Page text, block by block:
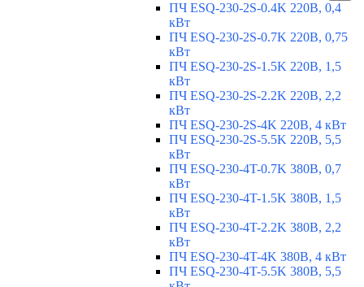
ПЧ ESQ-230-2S-0.4K 220В, 0,4
кВт
ПЧ ESQ-230-2S-0.7K 220В, 0,75
кВт
ПЧ ESQ-230-2S-1.5K 220В, 1,5
кВт
ПЧ ESQ-230-2S-2.2K 220В, 2,2
кВт
ПЧ ESQ-230-2S-4K 220В, 4 кВт
ПЧ ESQ-230-2S-5.5K 220В, 5,5
кВт
ПЧ ESQ-230-4T-0.7K 380В, 0,7
кВт
ПЧ ESQ-230-4T-1.5K 380В, 1,5
кВт
ПЧ ESQ-230-4T-2.2K 380В, 2,2
кВт
ПЧ ESQ-230-4T-4K 380В, 4 кВт
ПЧ ESQ-230-4T-5.5K 380В, 5,5